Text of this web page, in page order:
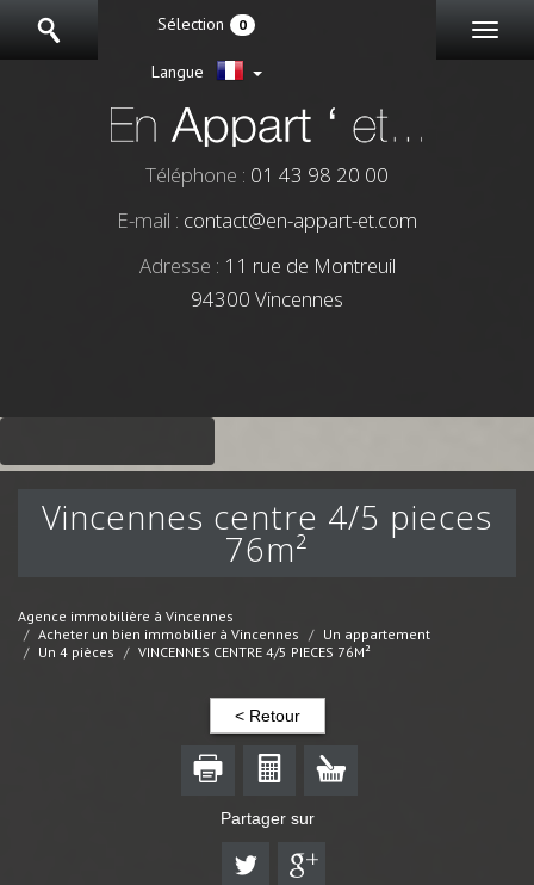
Sélection 0
Langue
Téléphone : 01 43 98 20 00
E-mail : contact@en-appart-et.com
Adresse : 11 rue de Montreuil
94300 Vincennes
vincennes centre 4/5 pieces
76m²
Agence immobilière à Vincennes
Acheter un bien immobilier à Vincennes
Un appartement
Un 4 pièces
VINCENNES CENTRE 4/5 PIECES 76M²
< Retour
Partager sur